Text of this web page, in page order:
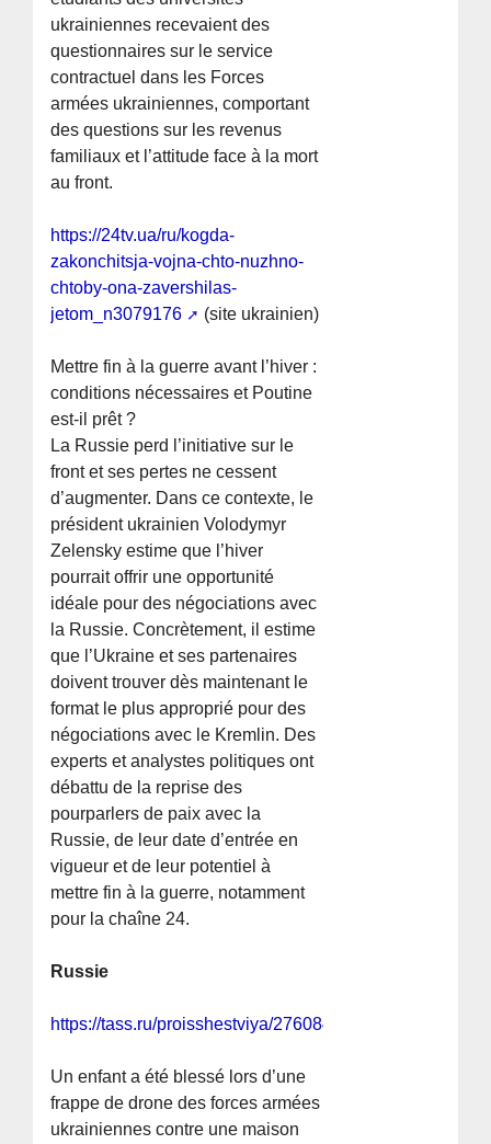
ukrainiennes recevaient des
questionnaires sur le service
contractuel dans les Forces
armées ukrainiennes, comportant
des questions sur les revenus
familiaux et l’attitude face à la mort
au front.
https://24tv.ua/ru/kogda-
zakonchitsja-vojna-chto-nuzhno-
chtoby-ona-zavershilas-
jetom_n3079176
(site ukrainien)
Mettre fin à la guerre avant l’hiver :
conditions nécessaires et Poutine
est-il prêt ?
La Russie perd l’initiative sur le
front et ses pertes ne cessent
d’augmenter. Dans ce contexte, le
président ukrainien Volodymyr
Zelensky estime que l’hiver
pourrait offrir une opportunité
idéale pour des négociations avec
la Russie. Concrètement, il estime
que l’Ukraine et ses partenaires
doivent trouver dès maintenant le
format le plus approprié pour des
négociations avec le Kremlin. Des
experts et analystes politiques ont
débattu de la reprise des
pourparlers de paix avec la
Russie, de leur date d’entrée en
vigueur et de leur potentiel à
mettre fin à la guerre, notamment
pour la chaîne 24.
Russie
https://tass.ru/proisshestviya/27608409
Un enfant a été blessé lors d’une
frappe de drone des forces armées
ukrainiennes contre une maison